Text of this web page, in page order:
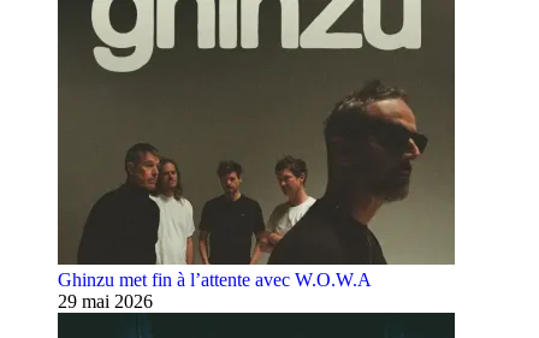
Ghinzu met fin à l’attente avec W.O.W.A
29 mai 2026